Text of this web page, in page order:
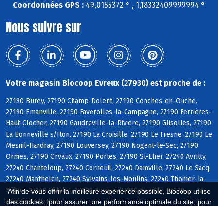
Afin de vous offrir la meilleure expérience possible, Biocoop utilise
des cookies : pour assurer une performance optimale du site, pour
Coordonnées GPS : 49,0155372 ° , 1,18332409999994 °
Nous suivre sur
Votre magasin Biocoop Evreux (27930) est proche de :
27190 Burey, 27190 Champ-Dolent, 27190 Conches-en-Ouche,
27190 Emanville, 27190 Faverolles-la-Campagne, 27190 Ferrières-
Haut-Clocher, 27190 Gaudreville-la-Rivière, 27190 Glisolles, 27190
La Bonneville s/Iton, 27190 La Croisille, 27190 Le Fresne, 27190 Le
Mesnil-Hardray, 27190 Louversey, 27190 Nogent-le-Sec, 27190
Ormes, 27190 Orvaux, 27190 Portes, 27190 St-Elier, 27240 Avrilly,
27240 Chanteloup, 27240 Corneuil, 27240 Damville, 27240 Le Sacq,
27240 Manthelon, 27240 Sylvains-les-Moulins, 27240 Thomer-la-
Sôgne, 27240 Villalet, 27000 Evreux, 27930 Fauville, 27120
Fontaine s/s Jouy